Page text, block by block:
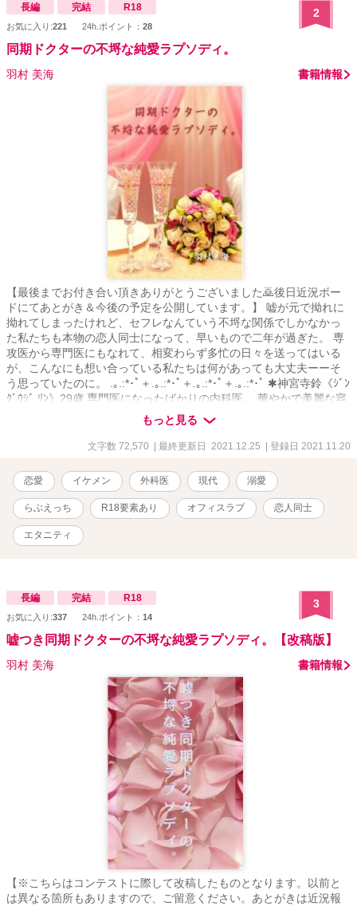
長編 完結 R18
お気に入り:221 24h.ポイント： 28
2
同期ドクターの不埒な純愛ラプソディ。
羽村 美海 書籍情報
【最後までお付き合い頂きありがとうございました🙇後日近況ボー
ドにてあとがき＆今後の予定を公開しています。】 嘘が元で拗れに
拗れてしまったけれど、セフレなんていう不埒な関係でしかなかっ
た私たちも本物の恋人同士になって、早いもので二年が過ぎた。 専
攻医から専門医にもなれて、相変わらず多忙の日々を送ってはいる
が、こんなにも想い合っている私たちは何があっても大丈夫ーーそ
う思っていたのに。 .｡.:*･ﾟ＋.｡.:*･ﾟ＋.｡.:*･ﾟ＋.｡.:*･ﾟ ✱神宮寺鈴《ｼﾞﾝ
ｸﾞｳｼﾞ ﾘﾝ》29歳 専門医になったばかりの内科医。 華やかで美麗な容
姿のせいで陰ではビッチと呼ばれていたこともあったが、彼氏持ち
のためか高嶺の花となっている？気が強い無自覚天然カタブツ女。
✱窪塚圭《ｸﾎﾞﾂﾞｶ ｹｲ》29歳 将来は”神の手”となるだろうと一目置か
んて呼ばれているほどのイケメンなため、少々チャラく見られがち
だが、実はオペと彼女（鈴）のことだけで頭が一杯？ .｡.:*･ﾟ＋.｡.:*･ﾟ
＋.｡.:*･ﾟ＋.｡.:*･ﾟ ※こちらは『嘘つき同期ドクターの不埒な純愛ラプ
ソディ。』（略・嘘ふら）
https://www.alphapolis.co.jp/novel/461552696/400488211の続編と
なりますが単独でも読んで頂けます。 ※７万字前後の中短編の予定
ンです。 ※随時概要含め本文の改稿や修正等をしています。
⚠「Reproduction is prohibited.(転載禁止)」見つけ次第法的手段をと
らせて頂きます。 ✧21.12.25 完結✧ ✧21.11.20 連載開始✧
もっと見る
文字数 72,570 | 最終更新日 2021.12.25 | 登録日 2021.11.20
恋愛 イケメン 外科医 現代 溺愛
らぶえっち R18要素あり オフィスラブ 恋人同士
エタニティ
長編 完結 R18
お気に入り:337 24h.ポイント： 14
3
嘘つき同期ドクターの不埒な純愛ラプソディ。【改稿版】
羽村 美海 書籍情報
【※こちらはコンテストに際して改稿したものとなります。以前と
は異なる箇所もありますので、ご留意ください。あとがきは近況報